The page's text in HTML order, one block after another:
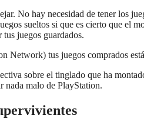
No hay necesidad de tener los
sueltos si que es cierto que el
tus juegos guardados.
Network) tus juegos comprados
sobre el tinglado que ha
nada malo de PlayStation.